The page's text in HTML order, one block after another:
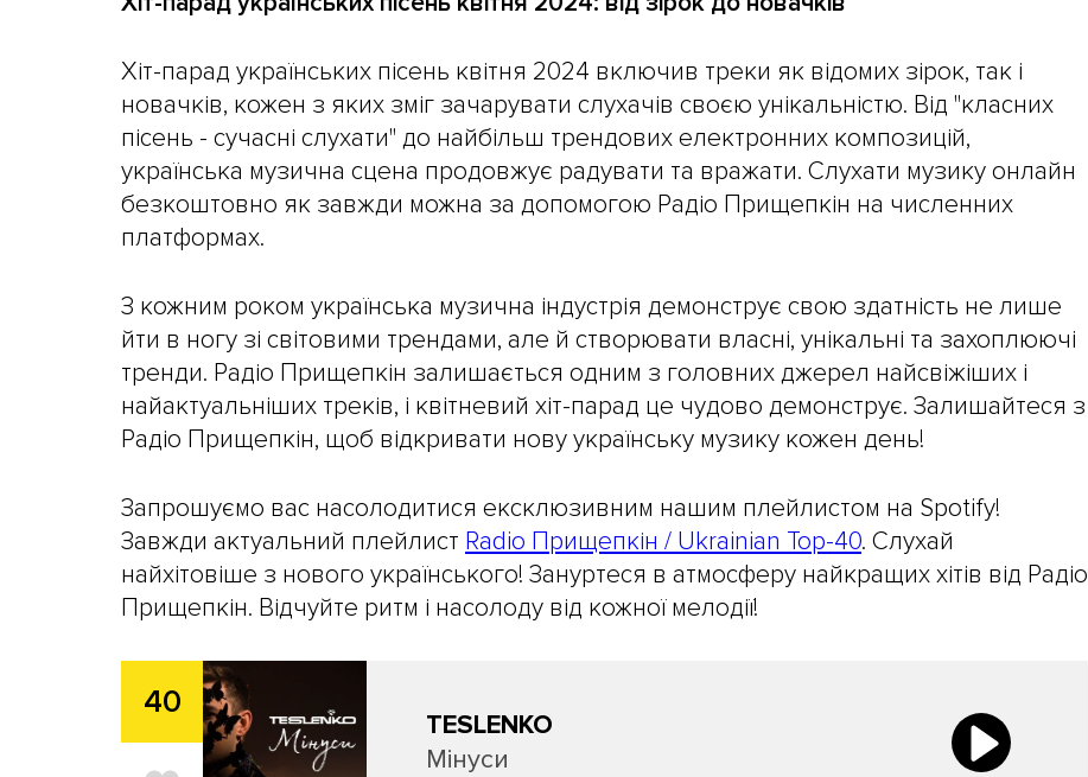
Хіт-парад українських пісень квітня 2024 включив треки як відомих зірок, так і
новачків, кожен з яких зміг зачарувати слухачів своєю унікальністю. Від "класних
пісень - сучасні слухати" до найбільш трендових електронних композицій,
українська музична сцена продовжує радувати та вражати. Слухати музику онлайн
безкоштовно як завжди можна за допомогою Радіо Прищепкін на численних
платформах.
З кожним роком українська музична індустрія демонструє свою здатність не лише
йти в ногу зі світовими трендами, але й створювати власні, унікальні та захоплюючі
тренди. Радіо Прищепкін залишається одним з головних джерел найсвіжіших і
найактуальніших треків, і квітневий хіт-парад це чудово демонструє. Залишайтеся з
Радіо Прищепкін, щоб відкривати нову українську музику кожен день!
Запрошуємо вас насолодитися ексклюзивним нашим плейлистом на Spotify!
Завжди актуальний плейлист Radio Прищепкін / Ukrainian Top-40. Слухай
найхітовіше з нового українського! Зануртеся в атмосферу найкращих хітів від Радіо
Прищепкін. Відчуйте ритм і насолоду від кожної мелодії!
40
TESLENKO
Мінуси